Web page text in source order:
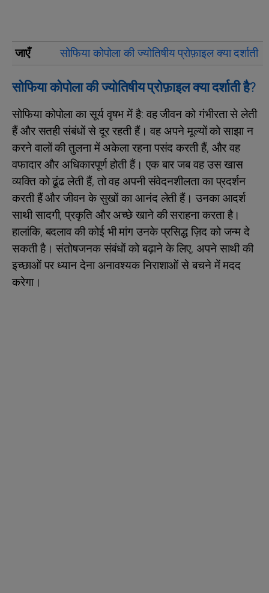
जाएँ सोफिया कोपोला की ज्योतिषीय प्रोफ़ाइल क्या दर्शाती
सोफिया कोपोला की ज्योतिषीय प्रोफ़ाइल क्या दर्शाती है?
सोफिया कोपोला का सूर्य वृषभ में है: वह जीवन को गंभीरता से लेती
हैं और सतही संबंधों से दूर रहती हैं। वह अपने मूल्यों को साझा न
करने वालों की तुलना में अकेला रहना पसंद करती हैं, और वह
वफादार और अधिकारपूर्ण होती हैं। एक बार जब वह उस खास
व्यक्ति को ढूंढ लेती हैं, तो वह अपनी संवेदनशीलता का प्रदर्शन
करती हैं और जीवन के सुखों का आनंद लेती हैं। उनका आदर्श
साथी सादगी, प्रकृति और अच्छे खाने की सराहना करता है।
हालांकि, बदलाव की कोई भी मांग उनके प्रसिद्ध ज़िद को जन्म दे
सकती है। संतोषजनक संबंधों को बढ़ाने के लिए, अपने साथी की
इच्छाओं पर ध्यान देना अनावश्यक निराशाओं से बचने में मदद
करेगा।